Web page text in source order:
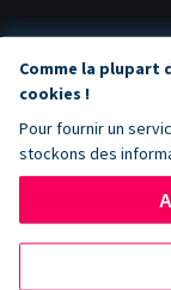
Comme la plupart
cookies !
Pour fournir un
stockons des